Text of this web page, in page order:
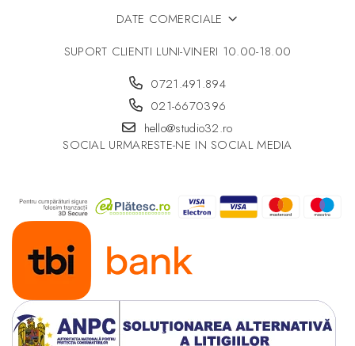
DATE COMERCIALE
SUPORT CLIENTI LUNI-VINERI 10.00-18.00
0721.491.894
021-6670396
hello@studio32.ro
SOCIAL URMARESTE-NE IN SOCIAL MEDIA